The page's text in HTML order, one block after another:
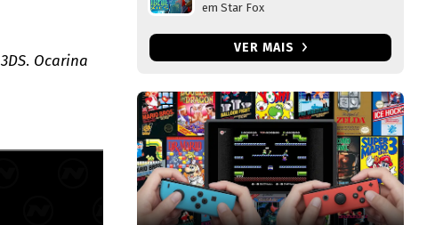
3DS. Ocarina
em Star Fox
VER MAIS